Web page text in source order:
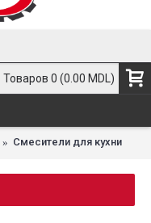
Товаров 0 (0.00 MDL)
Смесители для кухни